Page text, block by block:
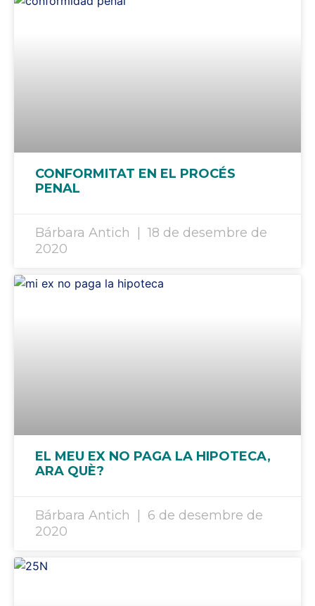
CONFORMITAT EN EL PROCÉS
PENAL
Bárbara Antich
18 de desembre de
2020
EL MEU EX NO PAGA LA HIPOTECA,
ARA QUÈ?
Bárbara Antich
6 de desembre de
2020